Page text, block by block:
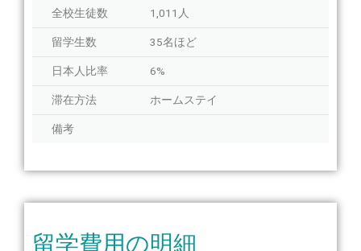
全校生徒数 1,011人
留学生数 35名ほど
日本人比率 6%
滞在方法 ホームステイ
備考
留学費用の明細